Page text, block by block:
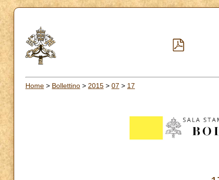
Home > Bollettino > 2015 > 07 > 17